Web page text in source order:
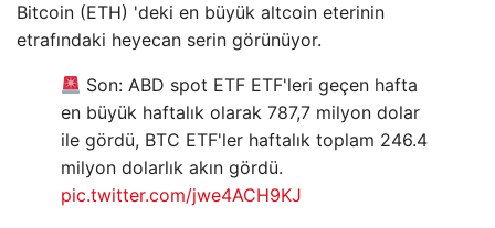
Bitcoin (ETH) 'deki en büyük altcoin eterinin
etrafındaki heyecan serin görünüyor.
Son: ABD spot ETF ETF'leri geçen hafta
en büyük haftalık olarak 787,7 milyon dolar
ile gördü, BTC ETF'ler haftalık toplam 246.4
milyon dolarlık akın gördü.
pic.twitter.com/jwe4ACH9KJ